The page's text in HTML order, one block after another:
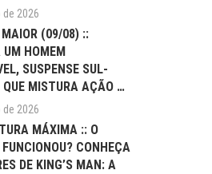
2026
MAIOR (09/08) ::
HOMEM
SUSPENSE SUL-
QUE MISTURA AÇÃO E
2026
MÁXIMA :: O
FUNCIONOU? CONHEÇA
DE KING’S MAN: A